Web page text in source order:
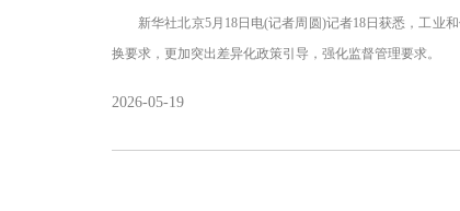
新华社北京5月18日电(记者周圆)记者18日获悉，工业和
换要求，更加突出差异化政策引导，强化监督管理要求
2026-05-19